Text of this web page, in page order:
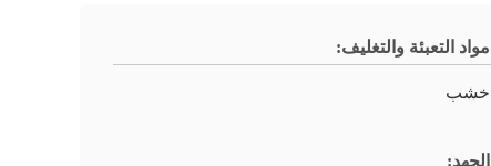
مواد التعبئة والتغليف:
خشب
الجهد: